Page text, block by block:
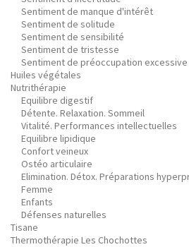
Sentiment de manque d'intérêt
Sentiment de solitude
Sentiment de sensibilité
Sentiment de tristesse
Sentiment de préoccupation excessive
Huiles végétales
Nutrithérapie
Equilibre digestif
Détente. Relaxation. Sommeil
Vitalité. Performances intellectuelles
Equilibre lipidique
Confort veineux
Ostéo articulaire
Elimination. Détox. Préparations
Femme
Enfants
Défenses naturelles
Tisane
Thermothérapie Les Chochottes